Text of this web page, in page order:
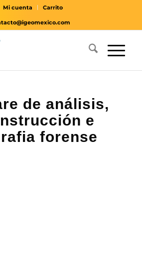
Mi cuenta Carrito
de análisis,
e
forense